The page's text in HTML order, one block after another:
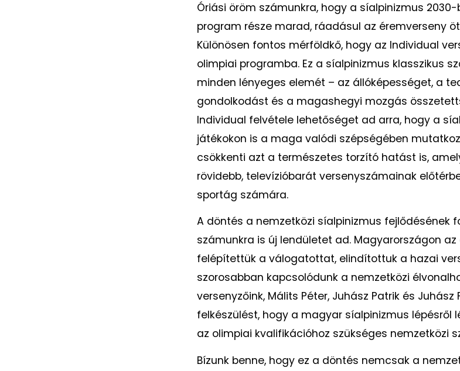
Óriási öröm számunkra, hogy a síalpinizmus
program része marad, ráadásul az éremverseny
Különösen fontos mérföldkő, hogy az Individual
olimpiai programba. Ez a síalpinizmus klasszikus
minden lényeges elemét – az állóképességet, a
gondolkodást és a magashegyi mozgás
Individual felvétele lehetőséget ad arra, hogy a
játékokon is a maga valódi szépségében
csökkenti azt a természetes torzító hatást is,
rövidebb, televízióbarát versenyszámainak
sportág számára.
A döntés a nemzetközi síalpinizmus fejlődésének
számunkra is új lendületet ad. Magyarországon
felépítettük a válogatottat, elindítottuk a hazai
szorosabban kapcsolódunk a nemzetközi
versenyzőink, Málits Péter, Juhász Patrik és
felkészülést, hogy a magyar síalpinizmus lépésről
az olimpiai kvalifikációhoz szükséges nemzetközi
Bízunk benne, hogy ez a döntés nemcsak a